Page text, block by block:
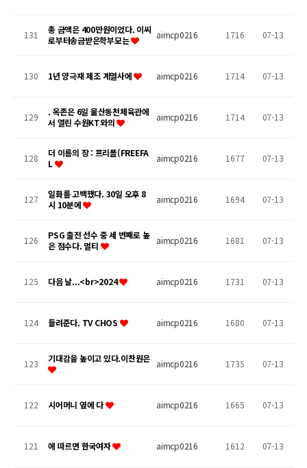
131
총 금액은 400만원이었다. 이씨
로부터송금받은학부모는
aimcp0216 1716 07-13
130 1년 양극재 제조 계열사에 aimcp0216 1714 07-13
129
. 옥존은 6일 울산동천체육관에
서 열린 수원KT와의
aimcp0216 1714 07-13
128
더 이름의 장 : 프리폴(FREEFA
L
aimcp0216 1677 07-13
127
일화를 고백했다. 30일 오후 8
시 10분에
aimcp0216 1694 07-13
126
PSG 출전 선수 중 세 번째로 높
은 점수다. 멀티
aimcp0216 1681 07-13
125 다음 날...<br>2024 aimcp0216 1731 07-13
124 들려준다. TV CHOS aimcp0216 1680 07-13
123 기대감을 높이고 있다.이찬원은 aimcp0216 1735 07-13
122 시어머니 옆에 다 aimcp0216 1665 07-13
121 에 따르면 한국여자 aimcp0216 1612 07-13